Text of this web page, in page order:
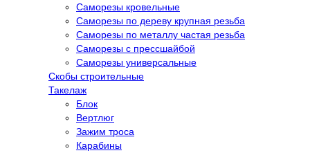
Саморезы кровельные
Саморезы по дереву крупная резьба
Саморезы по металлу частая резьба
Саморезы с прессшайбой
Саморезы универсальные
Скобы строительные
Такелаж
Блок
Вертлюг
Зажим троса
Карабины